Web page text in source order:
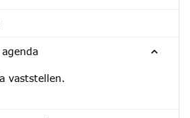
vaststellen.